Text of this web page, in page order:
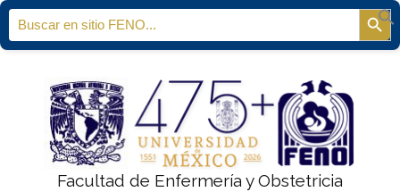
Search
for:
Facultad de Enfermería y Obstetricia